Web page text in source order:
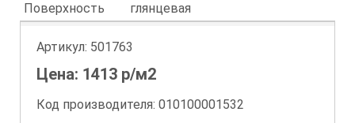
Поверхность
глянцевая
Артикул: 501763
Цена: 1413 р/м2
Код производителя: 010100001532